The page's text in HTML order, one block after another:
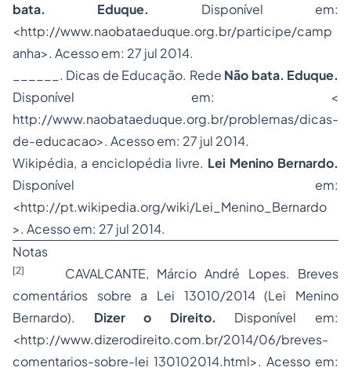
bata. Eduque.
Disponível em:
<http://www.naobataeduque.org.br/participe/camp
anha>. Acesso em: 27 jul 2014.
______. Dicas de Educação. Rede Não bata. Eduque.
Disponível em: <
http://www.naobataeduque.org.br/problemas/dicas-
de-educacao>. Acesso em: 27 jul 2014.
Wikipédia, a enciclopédia livre. Lei Menino Bernardo.
Disponível em:
<http://pt.wikipedia.org/wiki/Lei_Menino_Bernardo
>. Acesso em: 27 jul 2014.
Notas
[2]
CAVALCANTE, Márcio André Lopes. Breves
comentários sobre a Lei 13010/2014 (Lei Menino
Bernardo). Dizer o Direito. Disponível em:
<http://www.dizerodireito.com.br/2014/06/breves-
comentarios-sobre-lei 130102014.html>. Acesso em: